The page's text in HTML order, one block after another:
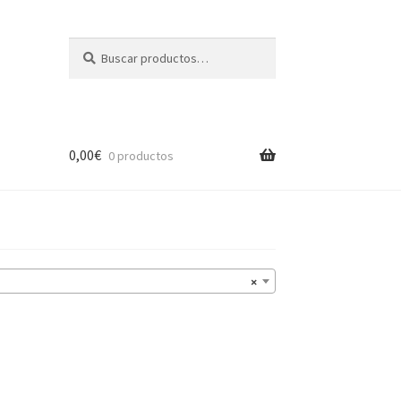
por:
0,00€ 0 productos
×